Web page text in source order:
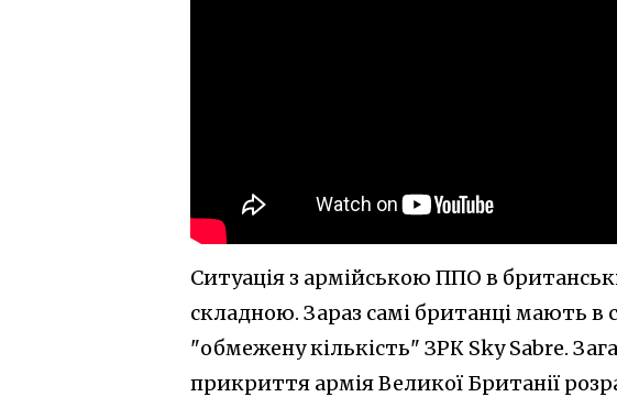
Ситуація з армійською ППО в
складною. Зараз самі британці мають
"обмежену кількість" ЗРК Sky Sabre.
прикриття армія Великої Британії